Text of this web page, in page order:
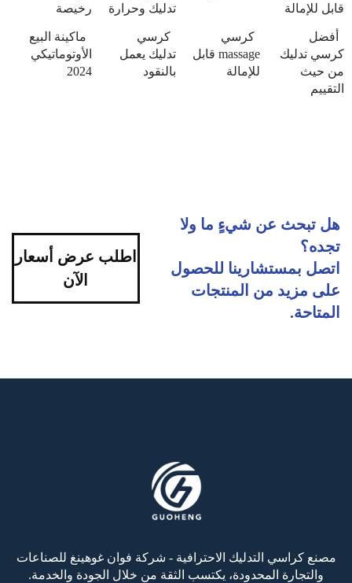
قابل للإمالة
تدليك وحرارة
رخيصة
أفضل
كرسي تدليك
من حيث
التقييم
كرسي
massage قابل
للإمالة
كرسي
تدليك يعمل
بالنقود
ماكينة البيع
الأوتوماتيكي
2024
هل تبحث عن شيءٍ ما ولا
تجده؟
اتصل بمستشارينا للحصول
على مزيد من المنتجات
المتاحة.
اطلب عرض أسعار
الآن
مصنع كراسي التدليك الاحترافية - شركة فوان غوهينغ للصناعات
والتجارة المحدودة، يكتسب الثقة من خلال الجودة والخدمة.